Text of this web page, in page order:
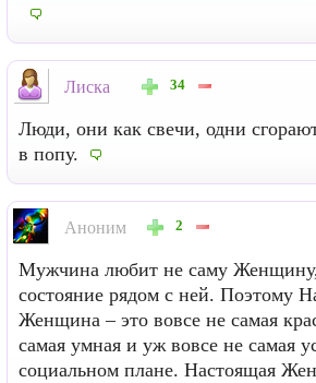
Лиска 34
Люди, они как свечи, одни
в попу.
Аноним 2
Мужчина любит не саму
состояние рядом с ней. Поэтому
Женщина – это вовсе не самая
самая умная и уж вовсе не самая
социальном плане. Настоящая